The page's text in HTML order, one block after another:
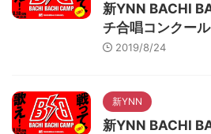
新YNN BACHI
チ合唱コンクール
2019/8/24
新YNN
新YNN BACHI